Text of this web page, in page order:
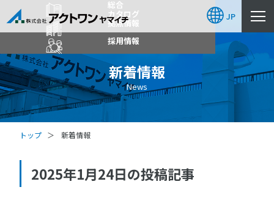
総合
カタログ
拠点情報
採用情報
JP
新着情報
News
トップ 新着情報
2025年1月24日の投稿記事